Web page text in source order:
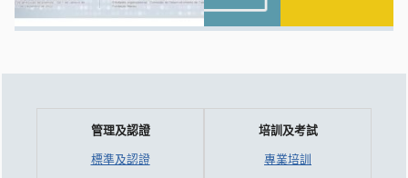
管理及認證
標準及認證
培訓及考試
專業培訓